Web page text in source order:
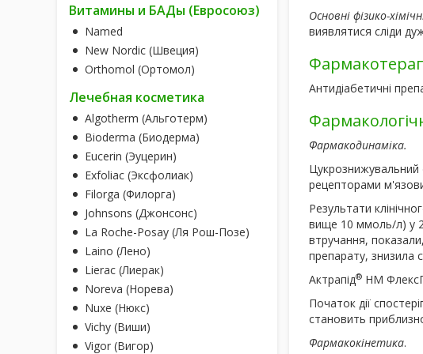
Витамины и БАДы (Евросоюз)
Named
New Nordic (Швеция)
Orthomol (Ортомол)
Лечебная косметика
Algotherm (Альготерм)
Bioderma (Биодерма)
Eucerin (Эуцерин)
Exfoliac (Эксфолиак)
Filorga (Филорга)
Johnsons (Джонсонс)
La Roche-Posay (Ля Рош-Позе)
Laino (Лено)
Lierac (Лиерак)
Noreva (Норева)
Nuxe (Нюкс)
Vichy (Виши)
Vigor (Вигор)
Основні фізико-
виявлятися сліди
Антидіабетичні
Фармакодинаміка.
Цукрознижувальний
рецепторами
Результати
вище 10 ммоль/л) у
втручання,
препарату, знизила
Актрапід®НМ
Початок дії
становить
Фармакокінетика.